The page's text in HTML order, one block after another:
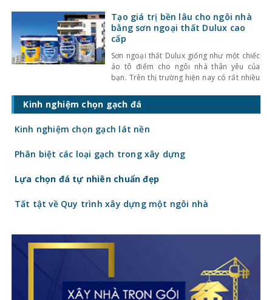
gió trên thị trường ngay trong bài viết
dưới đây nhé! 1. Một số màu sơn nội thất
đẹp 2022
Tạo giá trị bền lâu cho ngôi nhà
bằng sơn ngoại thất Dulux cao
cấp
Sơn ngoại thất Dulux giống như một chiếc
áo tô điểm cho ngôi nhà thân yêu của
bạn. Trên thị trường hiện nay có rất nhiều
khiến người dùng hoang mang khi lựa
chọn. Ở bài viết này, Kinh nghiệm làm nhà
Kinh nghiệm chọn gạch đá
Kinh nghiệm chọn gạch lát nền
Phân biệt các loại gạch trong xây dựng
Lựa chọn đá tự nhiên chuẩn đẹp
Tất tật về Quy trình xây dựng một ngôi nhà